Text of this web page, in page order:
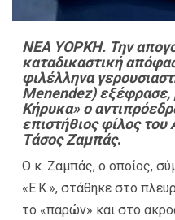
ΝΕΑ ΥΟΡΚΗ. Την
καταδικαστική
φιλέλληνα
Menendez) εξέφρασε,
Κήρυκα» ο
επιστήθιος φίλος
Τάσος Ζαμπάς.
Ο κ. Ζαμπάς, ο οποίος,
«Ε.Κ.», στάθηκε στο
το «παρών» και στο